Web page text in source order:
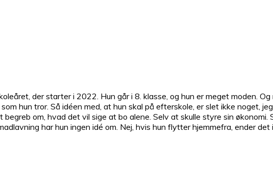
der starter i 2022. Hun går i 8. klasse, og hun er meget moden.
hun tror. Så idéen med, at hun skal på efterskole, er slet ikke noget,
om, hvad det vil sige at bo alene. Selv at skulle styre sin
har hun ingen idé om. Nej, hvis hun flytter hjemmefra, ender